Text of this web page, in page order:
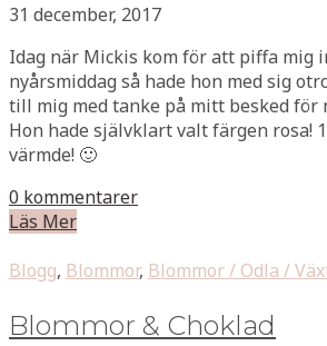
31 december, 2017
Idag när Mickis kom för att piffa mig
nyårsmiddag så hade hon med sig
till mig med tanke på mitt besked för
Hon hade självklart valt färgen rosa!
värmde! 🙂
0 kommentarer
Läs Mer
Blogg, Blommor, Blommor / Odla /
Blommor & Choklad